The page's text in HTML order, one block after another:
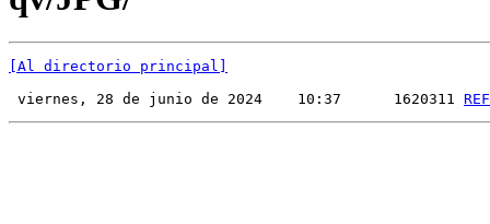
[Al directorio principal]
viernes, 28 de junio de 2024    10:37      1620311